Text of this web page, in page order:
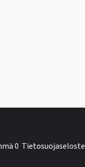
0 Tietosuojaseloste